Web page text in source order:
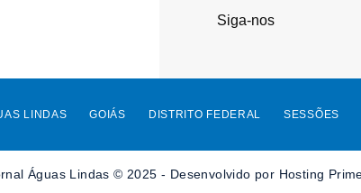
Siga-nos
LINDAS GOIÁS DISTRITO FEDERAL SESSÕES
Águas Lindas © 2025 - Desenvolvido por Hosting